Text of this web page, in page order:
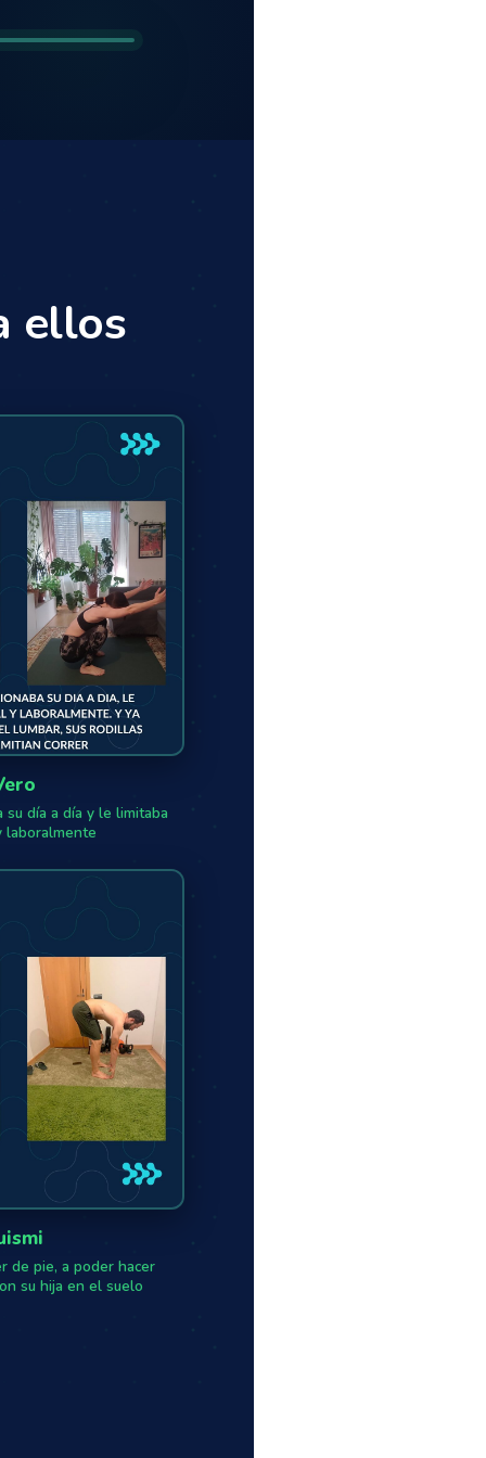
ellos
su día a día y le limitaba
laboralmente
de pie, a poder hacer
su hija en el suelo